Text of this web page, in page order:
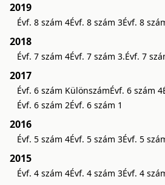
2019
Évf. 8 szám 4Évf. 8 szám 3Évf. 8
2018
Évf. 7 szám 4Évf. 7 szám 3.Évf. 7
2017
Évf. 6 szám KülönszámÉvf. 6 szám 4
Évf. 6 szám 2Évf. 6 szám 1
2016
Évf. 5 szám 4Évf. 5 szám 3Évf. 5
2015
Évf. 4 szám 4Évf. 4 szám 3Évf. 4